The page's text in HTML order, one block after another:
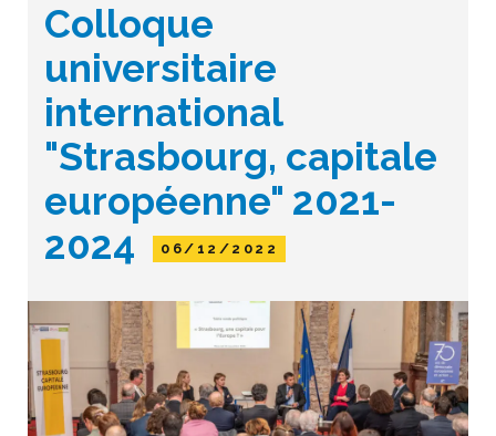
Colloque
universitaire
international
"Strasbourg, capitale
européenne" 2021-
2024
06/12/2022